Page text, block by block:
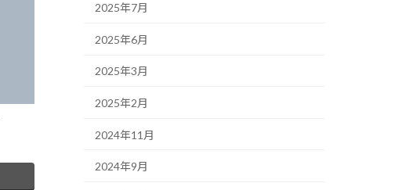
2025年7月
2025年6月
2025年3月
2025年2月
2024年11月
2024年9月